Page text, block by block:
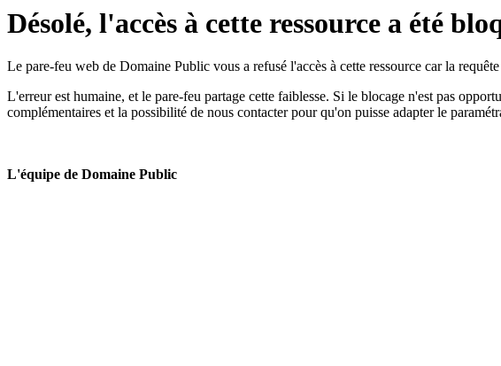
Désolé, l'accès à cette ressource a été
Le pare-feu web de Domaine Public vous a refusé l'accès à cette ressource car la
L'erreur est humaine, et le pare-feu partage cette faiblesse. Si le blocage n'est pas
complémentaires et la possibilité de nous contacter pour qu'on puisse adapter le
L'équipe de Domaine Public